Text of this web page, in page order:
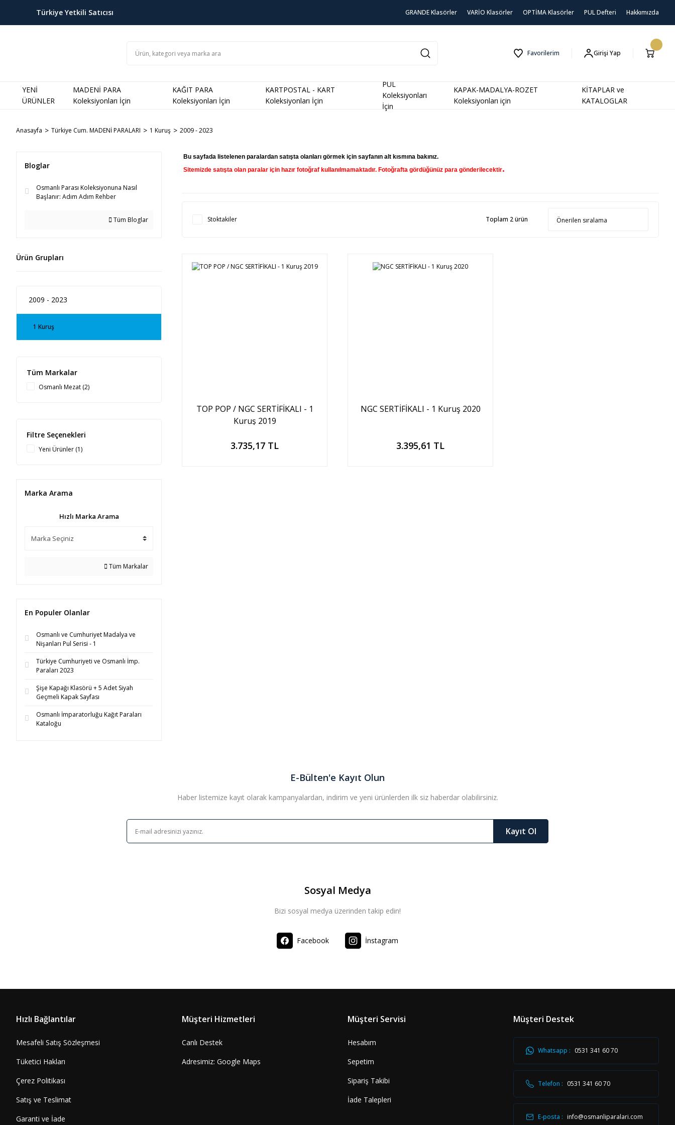
Türkiye Yetkili Satıcısı GRANDE Klasörler VARİO Klasörler OPTİMA Klasörler PUL Defteri Hakkımızda
Favorilerim Girişi Yap
YENİ
ÜRÜNLER
MADENİ PARA
Koleksiyonları İçin
KAĞIT PARA
Koleksiyonları İçin
KARTPOSTAL - KART
Koleksiyonları İçin
PUL
Koleksiyonları
İçin
KAPAK-MADALYA-ROZET
Koleksiyonları için
KİTAPLAR ve
KATALOGLAR
Anasayfa Türkiye Cum. MADENİ PARALARI 1 Kuruş 2009 - 2023
Bloglar
Osmanlı Parası Koleksiyonuna Nasıl
Başlanır: Adım Adım Rehber
Tüm Bloglar
Ürün Grupları
2009 - 2023
1 Kuruş
Tüm Markalar
Osmanlı Mezat (2)
Filtre Seçenekleri
Yeni Ürünler (1)
Marka Arama
Hızlı Marka Arama
Tüm Markalar
En Populer Olanlar
Osmanlı ve Cumhuriyet Madalya ve
Nişanları Pul Serisi - 1
Türkiye Cumhuriyeti ve Osmanlı İmp.
Paraları 2023
Şişe Kapağı Klasörü + 5 Adet Siyah
Geçmeli Kapak Sayfası
Osmanlı İmparatorluğu Kağıt Paraları
Kataloğu
Bu sayfada listelenen paralardan satışta olanları görmek için sayfanın alt kısmına bakınız.
Sitemizde satışta olan paralar için hazır fotoğraf kullanılmamaktadır. Fotoğrafta gördüğünüz para gönderilecektir.
Stoktakiler Toplam 2 ürün
TOP POP / NGC SERTİFİKALI - 1
Kuruş 2019
3.735,17 TL
Sepete Ekle
NGC SERTİFİKALI - 1 Kuruş 2020
3.395,61 TL
Sepete Ekle
E-Bülten'e Kayıt Olun
Haber listemize kayıt olarak kampanyalardan, indirim ve yeni ürünlerden ilk siz haberdar olabilirsiniz.
Kayıt Ol
Sosyal Medya
Bizi sosyal medya üzerinden takip edin!
Facebook İnstagram
Hızlı Bağlantılar
Mesafeli Satış Sözleşmesi
Tüketici Hakları
Çerez Politikası
Satış ve Teslimat
Garanti ve İade
Müşteri Hizmetleri
Canlı Destek
Adresimiz: Google Maps
Müşteri Servisi
Hesabım
Sepetim
Sipariş Takibi
İade Talepleri
Müşteri Destek
Whatsapp : 0531 341 60 70
Telefon : 0531 341 60 70
E-posta : info@osmanliparalari.com